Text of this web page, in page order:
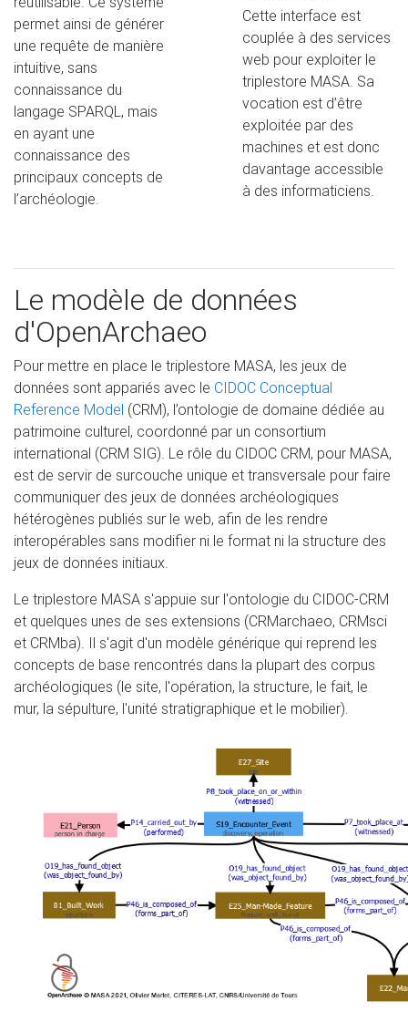
Cette interface est
couplée à des services
web pour exploiter le
triplestore MASA. Sa
vocation est d’être
exploitée par des
machines et est donc
davantage accessible
à des informaticiens.
permet ainsi de générer
une requête de manière
intuitive, sans
connaissance du
langage SPARQL, mais
en ayant une
connaissance des
principaux concepts de
l’archéologie.
Le modèle de données
d'OpenArchaeo
Pour mettre en place le triplestore MASA, les jeux de
données sont appariés avec le CIDOC Conceptual
Reference Model (CRM), l’ontologie de domaine dédiée au
patrimoine culturel, coordonné par un consortium
international (CRM SIG). Le rôle du CIDOC CRM, pour MASA,
est de servir de surcouche unique et transversale pour faire
communiquer des jeux de données archéologiques
hétérogènes publiés sur le web, afin de les rendre
interopérables sans modifier ni le format ni la structure des
jeux de données initiaux.
Le triplestore MASA s'appuie sur l'ontologie du CIDOC-CRM
et quelques unes de ses extensions (CRMarchaeo, CRMsci
et CRMba). Il s'agit d'un modèle générique qui reprend les
concepts de base rencontrés dans la plupart des corpus
archéologiques (le site, l'opération, la structure, le fait, le
mur, la sépulture, l'unité stratigraphique et le mobilier).